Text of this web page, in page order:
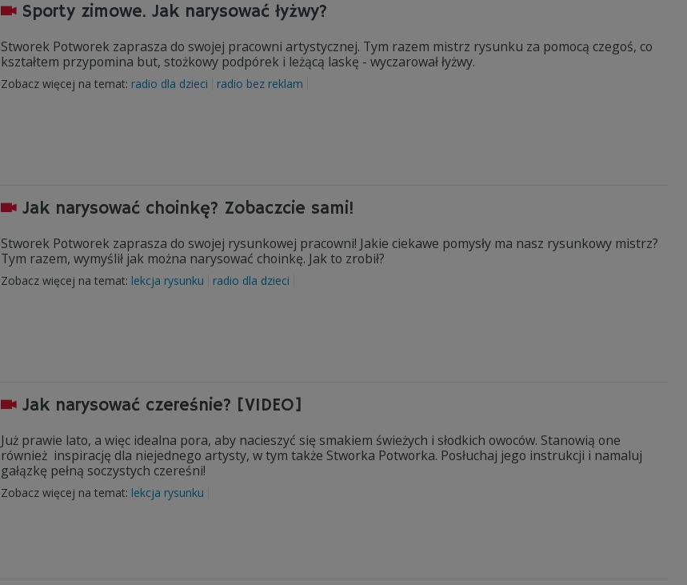
Sporty zimowe. Jak narysować łyżwy?
Stworek Potworek zaprasza do swojej pracowni artystycznej. Tym razem mistrz rysunku za pomocą czegoś, co
kształtem przypomina but, stożkowy podpórek i leżącą laskę - wyczarował łyżwy.
Zobacz więcej na temat: radio dla dzieci radio bez reklam
Jak narysować choinkę? Zobaczcie sami!
Stworek Potworek zaprasza do swojej rysunkowej pracowni! Jakie ciekawe pomysły ma nasz rysunkowy mistrz?
Tym razem, wymyślił jak można narysować choinkę. Jak to zrobił?
Zobacz więcej na temat: lekcja rysunku radio dla dzieci
Jak narysować czereśnie? [VIDEO]
Już prawie lato, a więc idealna pora, aby nacieszyć się smakiem świeżych i słodkich owoców. Stanowią one
również inspirację dla niejednego artysty, w tym także Stworka Potworka. Posłuchaj jego instrukcji i namaluj
gałązkę pełną soczystych czereśni!
Zobacz więcej na temat: lekcja rysunku